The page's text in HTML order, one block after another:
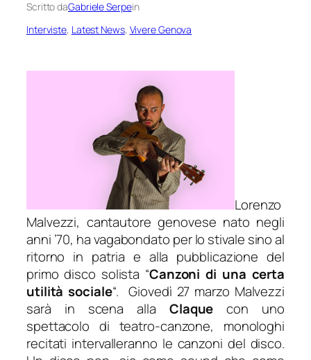
Scritto daGabriele Serpein
Interviste, Latest News, Vivere Genova
Lorenzo
Malvezzi, cantautore genovese nato negli
anni ’70, ha vagabondato per lo stivale sino al
ritorno in patria e alla pubblicazione del
primo disco solista “Canzoni di una certa
utilità sociale“. Giovedì 27 marzo Malvezzi
sarà in scena alla Claque con uno
spettacolo di teatro-canzone, monologhi
recitati intervalleranno le canzoni del disco.